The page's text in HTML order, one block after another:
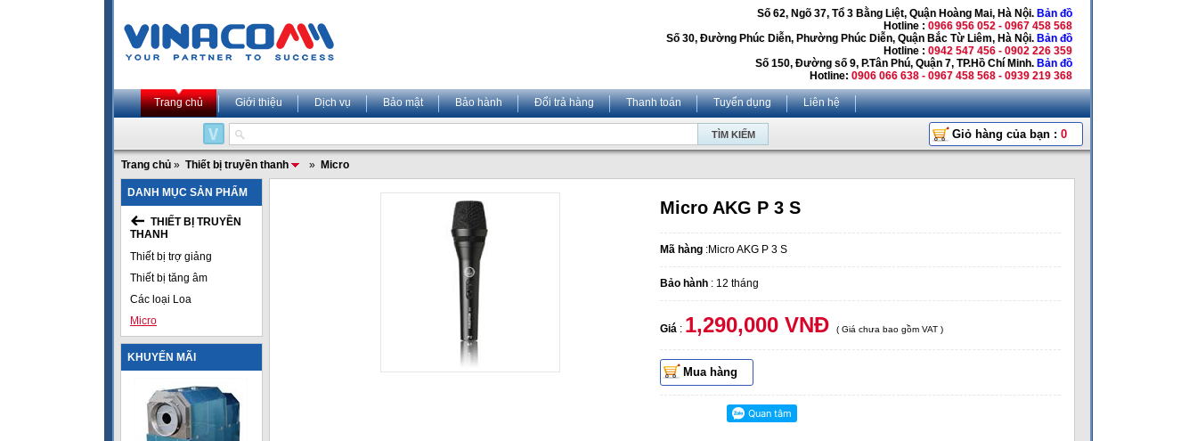
Số 62, Ngõ 37, Tổ 3 Bằng Liệt, Quận Hoàng Mai, Hà Nội. Bản đồ
Hotline : 0966 956 052 - 0967 458 568
Số 30, Đường Phúc Diễn, Phường Phúc Diễn, Quận Bắc Từ Liêm, Hà Nội. Bản đồ
Hotline : 0942 547 456 - 0902 226 359
Số 150, Đường số 9, P.Tân Phú, Quận 7, TP.Hồ Chí Minh. Bản đồ
Hotline: 0906 066 638 - 0967 458 568 - 0939 219 368
Trang chủ Giới thiệu Dịch vụ Bảo mật Bảo hành Đổi trả hàng Thanh toán Tuyển dụng Liên hệ
Giỏ hàng của bạn : 0
Trang chủ » Thiết bị truyền thanh » Micro
DANH MỤC SẢN PHẨM
THIẾT BỊ TRUYỀN
THANH
Thiết bị trợ giảng
Thiết bị tăng âm
Các loại Loa
Micro
KHUYẾN MÃI
Micro AKG P 3 S
Mã hàng :Micro AKG P 3 S
Bảo hành : 12 tháng
Giá : 1,290,000 VNĐ ( Giá chưa bao gồm VAT )
Mua hàng